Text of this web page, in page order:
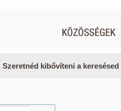
kibővíteni a keresésed